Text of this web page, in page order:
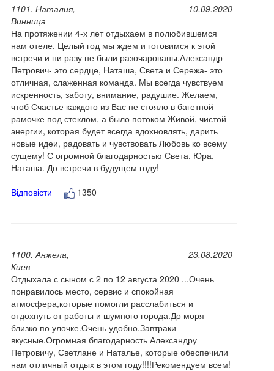
1101. Наталия,
Винница
10.09.2020
На протяжении 4-х лет отдыхаем в полюбившемся
нам отеле, Целый год мы ждем и готовимся к этой
встречи и ни разу не были разочарованы.Александр
Петрович- это сердце, Наташа, Света и Сережа- это
отличная, слаженная команда. Мы всегда чувствуем
искренность, заботу, внимание, радушие. Желаем,
чтоб Счастье каждого из Вас не стояло в багетной
рамочке под стеклом, а было потоком Живой, чистой
энергии, которая будет всегда вдохновлять, дарить
новые идеи, радовать и чувствовать Любовь ко всему
сущему! С огромной благодарностью Света, Юра,
Наташа. До встречи в будущем году!
Відповісти
1350
1100. Анжела,
Киев
23.08.2020
Отдыхала с сыном с 2 по 12 августа 2020 ...Очень
понравилось место, сервис и спокойная
атмосфера,которые помогли расслабиться и
отдохнуть от работы и шумного города.До моря
близко по улочке.Очень удобно.Завтраки
вкусные.Огромная благодарность Александру
Петровичу, Светлане и Наталье, которые обеспечили
нам отличный отдых в этом году!!!!Рекомендуем всем!